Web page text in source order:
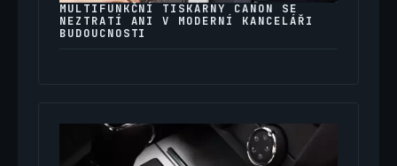
MULTIFUNKČNÍ TISKÁRNY CANON SE
NEZTRATÍ ANI V MODERNÍ KANCELÁŘI
BUDOUCNOSTI